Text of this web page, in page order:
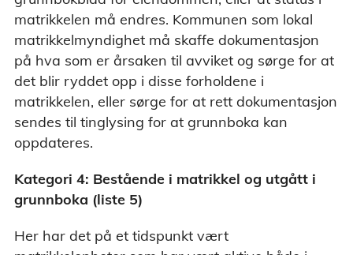
matrikkelen må endres. Kommunen som lokal
matrikkelmyndighet må skaffe dokumentasjon
på hva som er årsaken til avviket og sørge for at
det blir ryddet opp i disse forholdene i
matrikkelen, eller sørge for at rett dokumentasjon
sendes til tinglysing for at grunnboka kan
oppdateres.
Kategori 4: Bestående i matrikkel og utgått i
grunnboka (liste 5)
Her har det på et tidspunkt vært